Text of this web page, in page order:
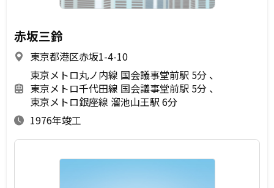
赤坂三鈴
東京都港区赤坂1-4-10
東京メトロ丸ノ内線 国会議事堂前駅 5分
東京メトロ千代田線 国会議事堂前駅 5分
東京メトロ銀座線 溜池山王駅 6分
1976年竣工